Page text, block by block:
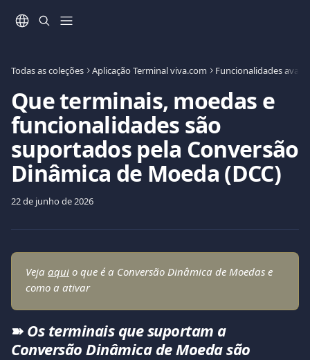
Todas as coleções Aplicação Terminal viva.com Funcionalidades
Que terminais, moedas e
funcionalidades são
suportados pela Conversão
Dinâmica de Moeda (DCC)
22 de junho de 2026
Veja aqui o que é a Conversão Dinâmica de Moedas e
como a ativar
➽ Os terminais que suportam a
Conversão Dinâmica de Moeda são